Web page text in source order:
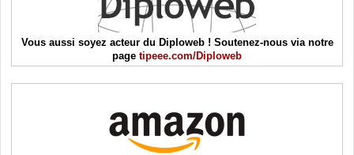
Vous aussi soyez acteur du Diploweb ! Soutenez-nous via notre
page tipeee.com/Diploweb